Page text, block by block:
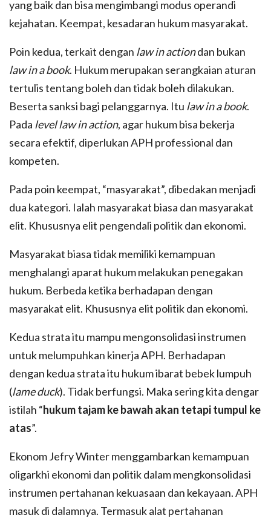
yang baik dan bisa mengimbangi modus operandi
kejahatan. Keempat, kesadaran hukum masyarakat.
Poin kedua, terkait dengan law in actiondan bukan
law in a book. Hukum merupakan serangkaian aturan
tertulis tentang boleh dan tidak boleh dilakukan.
Beserta sanksi bagi pelanggarnya. Itu law in a book.
Pada level law in action, agar hukum bisa bekerja
secara efektif, diperlukan APH professional dan
kompeten.
Pada poin keempat, “masyarakat”, dibedakan menjadi
dua kategori. Ialah masyarakat biasa dan masyarakat
elit. Khususnya elit pengendali politik dan ekonomi.
Masyarakat biasa tidak memiliki kemampuan
menghalangi aparat hukum melakukan penegakan
hukum. Berbeda ketika berhadapan dengan
masyarakat elit. Khususnya elit politik dan ekonomi.
Kedua strata itu mampu mengonsolidasi instrumen
untuk melumpuhkan kinerja APH. Berhadapan
dengan kedua strata itu hukum ibarat bebek lumpuh
(lame duck). Tidak berfungsi. Maka sering kita dengar
istilah “hukum tajam ke bawah akan tetapi tumpul ke
atas”.
Ekonom Jefry Winter menggambarkan kemampuan
oligarkhi ekonomi dan politik dalam mengkonsolidasi
instrumen pertahanan kekuasaan dan kekayaan. APH
masuk di dalamnya. Termasuk alat pertahanan